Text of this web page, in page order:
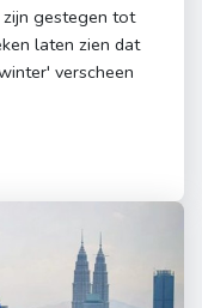
gestegen tot
laten zien dat
verscheen